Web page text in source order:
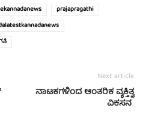
prajapragathi
Next article
ನಾಟಕಗಳಿಂದ ಆಂತರಿಕ ವ್ಯಕ್ತಿತ್ವ
ವಿಕಸನ